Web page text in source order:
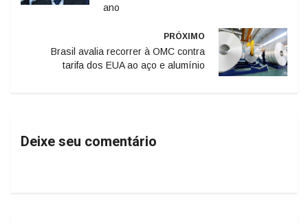
ano
PRÓXIMO
Brasil avalia recorrer à OMC contra
tarifa dos EUA ao aço e alumínio
Deixe seu comentário